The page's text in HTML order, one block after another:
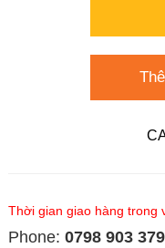
Thời gian giao hàng trong
Phone: 0798 903